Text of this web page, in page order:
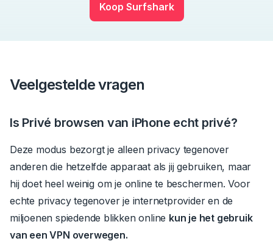
Koop Surfshark
Veelgestelde vragen
Is Privé browsen van iPhone echt privé?
Deze modus bezorgt je alleen privacy tegenover
anderen die hetzelfde apparaat als jij gebruiken, maar
hij doet heel weinig om je online te beschermen. Voor
echte privacy tegenover je internetprovider en de
miljoenen spiedende blikken online kun je het gebruik
van een VPN overwegen.